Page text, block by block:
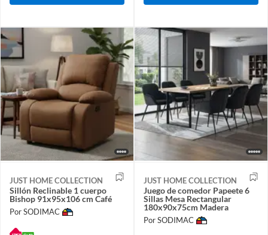
JUST HOME COLLECTION
Sillón Reclinable 1 cuerpo
Bishop 91x95x106 cm Café
Por SODIMAC
JUST HOME COLLECTION
Juego de comedor Papeete 6
Sillas Mesa Rectangular
180x90x75cm Madera
Por SODIMAC